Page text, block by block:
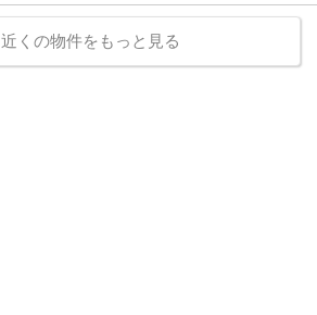
近くの物件をもっと見る